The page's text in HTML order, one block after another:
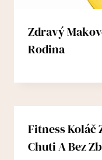
Zdravý
Rodina
Fitness Koláč
Chuti A Bez